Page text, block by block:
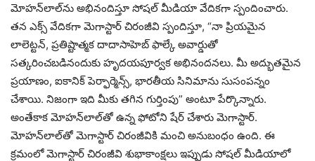
మోహన్‌లాల్‌ను అభినందిస్తూ సోషల్ మీడియా వేదికగా స్పందించారు.
తన ఎక్స్ వేదికగా మెగాస్టార్ చిరంజీవి స్పందిస్తూ, “నా ప్రియమైన
లాలెట్టన్, ప్రతిష్టాత్మక దాదాసాహెబ్ ఫాల్కే అవార్డుతో
సత్కరించబడినందుకు హృదయపూర్వక అభినందనలు. మీ అద్భుతమైన
ప్రయాణం, ఐకానిక్ పెర్ఫార్మెన్స్, భారతీయ సినిమాను సుసంపన్నం
చేశాయి. నిజంగా ఇది మీకు తగిన గుర్తింపు” అంటూ పేర్కొన్నారు.
అంతేకాక మోహన్‌లాల్‌తో ఉన్న ఫోటోని షేర్ చేశారు మెగాస్టార్.
మోహన్‌లాల్‌తో మెగాస్టార్ చిరంజీవికి మంచి అనుబంధం ఉంది. ఈ
క్రమంలో మెగాస్టార్ చిరంజీవి శుభాకాంక్షలు ఇప్పుడు సోషల్ మీడియాలో